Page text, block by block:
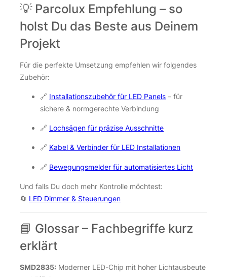
💡 Parcolux Empfehlung – so
holst Du das Beste aus Deinem
Projekt
Für die perfekte Umsetzung empfehlen wir folgendes
Zubehör:
🔗 Installationszubehör für LED Panels – für
sichere & normgerechte Verbindung
🔗 Lochsägen für präzise Ausschnitte
🔗 Kabel & Verbinder für LED Installationen
🔗 Bewegungsmelder für automatisiertes Licht
Und falls Du doch mehr Kontrolle möchtest:
🔄 LED Dimmer & Steuerungen
📘 Glossar – Fachbegriffe kurz
erklärt
SMD2835: Moderner LED-Chip mit hoher Lichtausbeute